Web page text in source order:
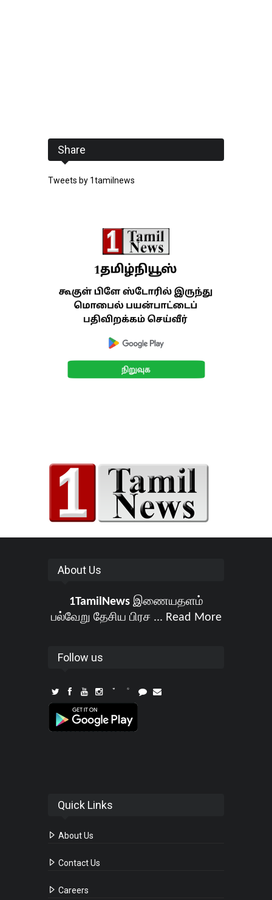
Share
Tweets by 1tamilnews
About Us
1TamilNewsஇணையதளம்
பல்வேறு தேசிய பிரச ... Read More
Follow us
Quick Links
About Us
Contact Us
Careers